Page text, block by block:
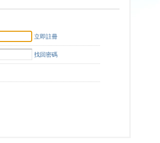
立即註冊
找回密碼